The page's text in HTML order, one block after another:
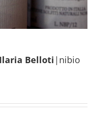
Belloti |nibio